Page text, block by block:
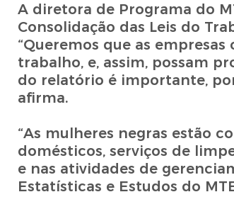
A diretora de Programa do
Consolidação das Leis do
“Queremos que as
trabalho, e, assim, possam
do relatório é importante,
afirma.
“As mulheres negras estão
domésticos, serviços de
e nas atividades de
Estatísticas e Estudos do